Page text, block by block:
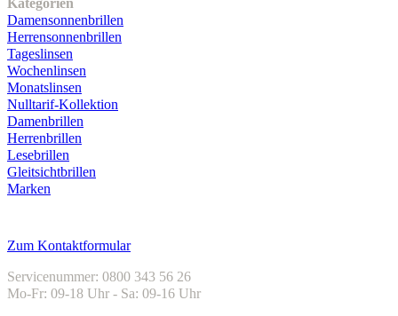
Kategorien
Damensonnenbrillen
Herrensonnenbrillen
Tageslinsen
Wochenlinsen
Monatslinsen
Nulltarif-Kollektion
Damenbrillen
Herrenbrillen
Lesebrillen
Gleitsichtbrillen
Marken
Zum Kontaktformular
Servicenummer: 0800 343 56 26
Mo-Fr: 09-18 Uhr - Sa: 09-16 Uhr